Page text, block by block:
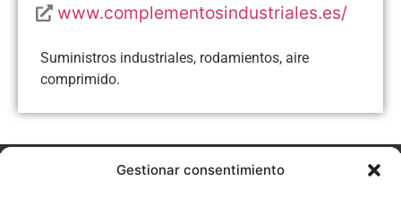
Gestionar consentimiento
www.complementosindustriales.es/
Suministros industriales, rodamientos, aire
comprimido.
Política de Privacidad
Política de Cookies